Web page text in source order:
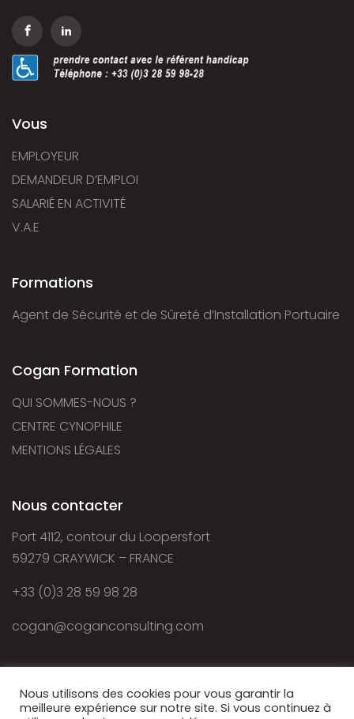
Vous
EMPLOYEUR
DEMANDEUR D’EMPLOI
SALARIÉ EN ACTIVITÉ
V.A.E
Formations
Agent de Sécurité et de Sûreté d’Installation Portuaire
Cogan Formation
QUI SOMMES-NOUS ?
CENTRE CYNOPHILE
MENTIONS LÉGALES
Nous contacter
Port 4112, contour du Loopersfort
59279 CRAYWICK – FRANCE
+33 (0)3 28 59 98 28
cogan@coganconsulting.com
Nous utilisons des cookies pour vous garantir la
meilleure expérience sur notre site. Si vous continuez à